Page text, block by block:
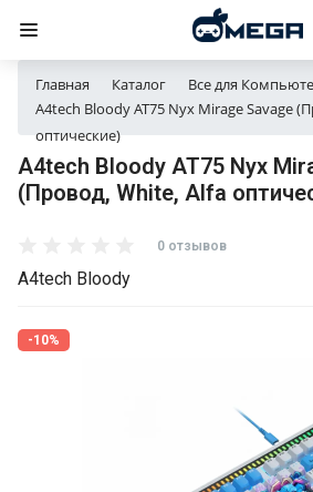
Главная Каталог Все для
A4tech Bloody AT75 Nyx Mirage Savage
оптические)
A4tech Bloody AT75 Nyx
(Провод, White, Alfa
0 отзывов
A4tech Bloody
-10%